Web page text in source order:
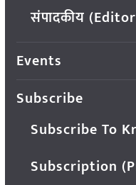
संपादकीय
Events
Subscribe
Subscribe To
Subscription